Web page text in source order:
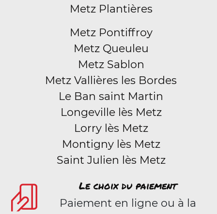
Metz Plantières
Metz Pontiffroy
Metz Queuleu
Metz Sablon
Metz Vallières les Bordes
Le Ban saint Martin
Longeville lès Metz
Lorry lès Metz
Montigny lès Metz
Saint Julien lès Metz
Le choix du paiement
Paiement en ligne ou à la